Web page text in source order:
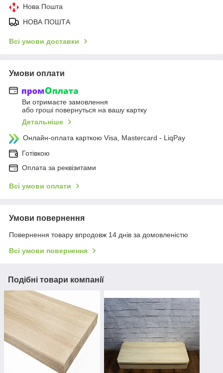
Нова Пошта
НОВА ПОШТА
Всі умови доставки
Умови оплати
Ви отримаєте замовлення
або гроші повернуться на вашу картку
Детальніше
Онлайн-оплата карткою Visa, Mastercard - LiqPay
Готівкою
Оплата за реквізитами
Всі умови оплати
Умови повернення
Повернення товару впродовж 14 днів за домовленістю
Всі умови повернення
Подібні товари компанії